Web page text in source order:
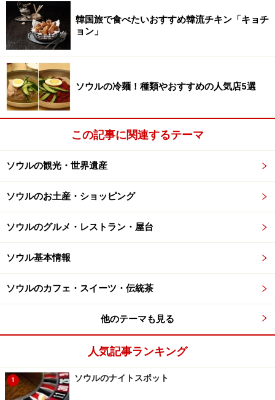
韓国旅で食べたいおすすめ韓流チキン「キョチ
ョン」
ソウルの冷麺！種類やおすすめの人気店5選
この記事に関連するテーマ
ソウルの観光・世界遺産
ソウルのお土産・ショッピング
ソウルのグルメ・レストラン・屋台
ソウル基本情報
ソウルのカフェ・スイーツ・伝統茶
他のテーマも見る
人気記事ランキング
1 ソウルのナイトスポット